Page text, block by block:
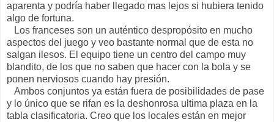
aparenta y podría haber llegado mas lejos si hubiera tenido
algo de fortuna.
Los franceses son un auténtico despropósito en mucho
aspectos del juego y veo bastante normal que de esta no
salgan ilesos. El equipo tiene un centro del campo muy
blandito, de los que no saben que hacer con la bola y se
ponen nerviosos cuando hay presión.
Ambos conjuntos ya están fuera de posibilidades de pase
y lo único que se rifan es la deshonrosa ultima plaza en la
tabla clasificatoria. Creo que los locales están en mejor